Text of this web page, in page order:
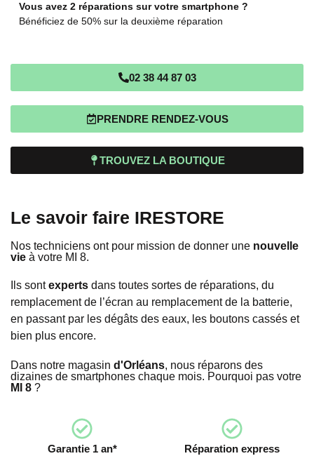
Vous avez 2 réparations sur votre smartphone ?
Bénéficiez de 50% sur la deuxième réparation
02 38 44 87 03
PRENDRE RENDEZ-VOUS
TROUVEZ LA BOUTIQUE
Le savoir faire IRESTORE
Nos techniciens ont pour mission de donner une nouvelle
vie à votre MI 8.
Ils sontexperts dans toutes sortes de réparations, du
remplacement de l’écran au remplacement de la batterie,
en passant par les dégâts des eaux, les boutons cassés et
bien plus encore.
Dans notre magasin d'Orléans, nous réparons des
dizaines de smartphones chaque mois. Pourquoi pas votre
MI 8 ?
Garantie 1 an* Réparation express